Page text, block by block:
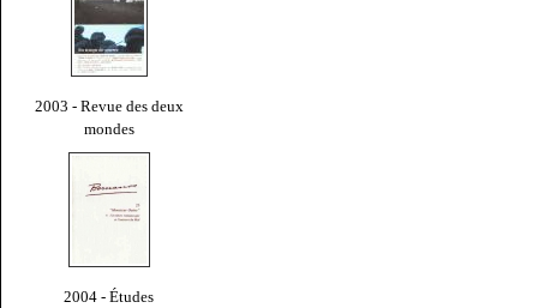
2003 - Revue des deux
mondes
2004 - Études